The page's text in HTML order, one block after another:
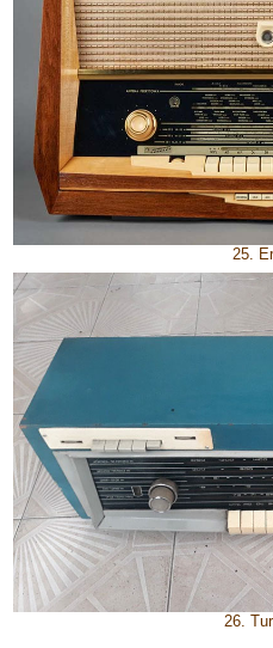
25.
26.